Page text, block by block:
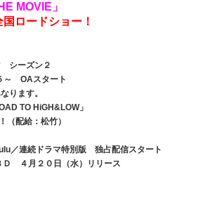
MOVIE」
ロードショー！
シーズン２
～ OAスタート
ります。
TO HiGH&LOW」
（配給：松竹）
／連続ドラマ特別版 独占配信スタート
Ｄ ４月２０日（水）リリース